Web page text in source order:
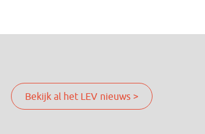
Bekijk al het LEV nieuws >